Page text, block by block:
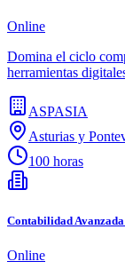
Online
Domina el ciclo
herramientas
ASPASIA
Asturias y
100 horas
Contabilidad
Online